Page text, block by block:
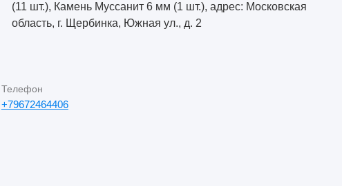
(11 шт.), Камень Муссанит 6 мм (1 шт.), адрес: Московская
область, г. Щербинка, Южная ул., д. 2
Телефон
+79672464406